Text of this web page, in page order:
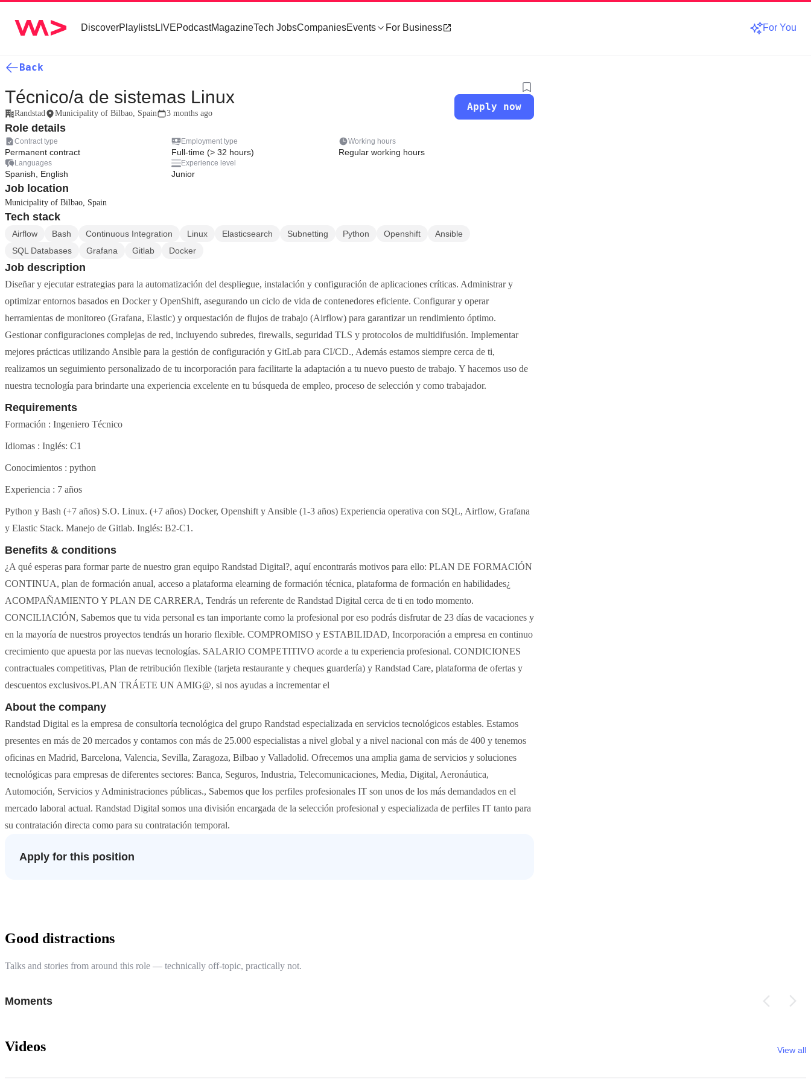
DiscoverPlaylistsLIVEPodcastMagazineTech JobsCompaniesEvents For Business For You
Back
Técnico/a de sistemas Linux
Randstad Municipality of Bilbao, Spain 3 months ago
Apply now
Role details
Contract type
Permanent contract
Employment type
Full-time (> 32 hours)
Working hours
Regular working hours
Languages
Spanish, English
Experience level
Junior
Job location
Municipality of Bilbao, Spain
Tech stack
Airflow Bash Continuous Integration Linux Elasticsearch Subnetting Python Openshift
Ansible
SQL Databases
Grafana Gitlab Docker
Job description
Diseñar y ejecutar estrategias para la automatización del despliegue, instalación y configuración de aplicaciones críticas. Administrar y
optimizar entornos basados en Docker y OpenShift, asegurando un ciclo de vida de contenedores eficiente. Configurar y operar
herramientas de monitoreo (Grafana, Elastic) y orquestación de flujos de trabajo (Airflow) para garantizar un rendimiento óptimo.
Gestionar configuraciones complejas de red, incluyendo subredes, firewalls, seguridad TLS y protocolos de multidifusión. Implementar
mejores prácticas utilizando Ansible para la gestión de configuración y GitLab para CI/CD., Además estamos siempre cerca de ti,
realizamos un seguimiento personalizado de tu incorporación para facilitarte la adaptación a tu nuevo puesto de trabajo. Y hacemos uso de
nuestra tecnología para brindarte una experiencia excelente en tu búsqueda de empleo, proceso de selección y como trabajador.
Requirements
Formación : Ingeniero Técnico
Idiomas : Inglés: C1
Conocimientos : python
Experiencia : 7 años
Python y Bash (+7 años) S.O. Linux. (+7 años) Docker, Openshift y Ansible (1-3 años) Experiencia operativa con SQL, Airflow, Grafana
y Elastic Stack. Manejo de Gitlab. Inglés: B2-C1.
Benefits & conditions
¿A qué esperas para formar parte de nuestro gran equipo Randstad Digital?, aquí encontrarás motivos para ello: PLAN DE FORMACIÓN
CONTINUA, plan de formación anual, acceso a plataforma elearning de formación técnica, plataforma de formación en habilidades¿
ACOMPAÑAMIENTO Y PLAN DE CARRERA, Tendrás un referente de Randstad Digital cerca de ti en todo momento.
CONCILIACIÓN, Sabemos que tu vida personal es tan importante como la profesional por eso podrás disfrutar de 23 días de vacaciones y
en la mayoría de nuestros proyectos tendrás un horario flexible. COMPROMISO y ESTABILIDAD, Incorporación a empresa en continuo
crecimiento que apuesta por las nuevas tecnologías. SALARIO COMPETITIVO acorde a tu experiencia profesional. CONDICIONES
contractuales competitivas, Plan de retribución flexible (tarjeta restaurante y cheques guardería) y Randstad Care, plataforma de ofertas y
descuentos exclusivos.PLAN TRÁETE UN AMIG@, si nos ayudas a incrementar el
About the company
Randstad Digital es la empresa de consultoría tecnológica del grupo Randstad especializada en servicios tecnológicos estables. Estamos
presentes en más de 20 mercados y contamos con más de 25.000 especialistas a nivel global y a nivel nacional con más de 400 y tenemos
oficinas en Madrid, Barcelona, Valencia, Sevilla, Zaragoza, Bilbao y Valladolid. Ofrecemos una amplia gama de servicios y soluciones
tecnológicas para empresas de diferentes sectores: Banca, Seguros, Industria, Telecomunicaciones, Media, Digital, Aeronáutica,
Automoción, Servicios y Administraciones públicas., Sabemos que los perfiles profesionales IT son unos de los más demandados en el
mercado laboral actual. Randstad Digital somos una división encargada de la selección profesional y especializada de perfiles IT tanto para
su contratación directa como para su contratación temporal.
Apply for this position
Good distractions
Talks and stories from around this role — technically off-topic, practically not.
Moments
Videos View all